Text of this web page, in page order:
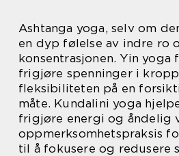
Ashtanga yoga, selv om
en dyp følelse av indre ro
konsentrasjonen. Yin yoga
frigjøre spenninger i
fleksibiliteten på en
måte. Kundalini yoga
frigjøre energi og åndelig
oppmerksomhetspraksis
til å fokusere og redusere